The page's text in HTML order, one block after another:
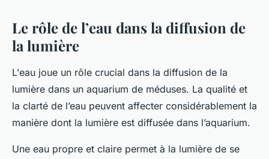
Le rôle de l’eau dans la diffusion de
la lumière
L’eau joue un rôle crucial dans la diffusion de la
lumière dans un aquarium de méduses. La qualité et
la clarté de l’eau peuvent affecter considérablement la
manière dont la lumière est diffusée dans l’aquarium.
Une eau propre et claire permet à la lumière de se